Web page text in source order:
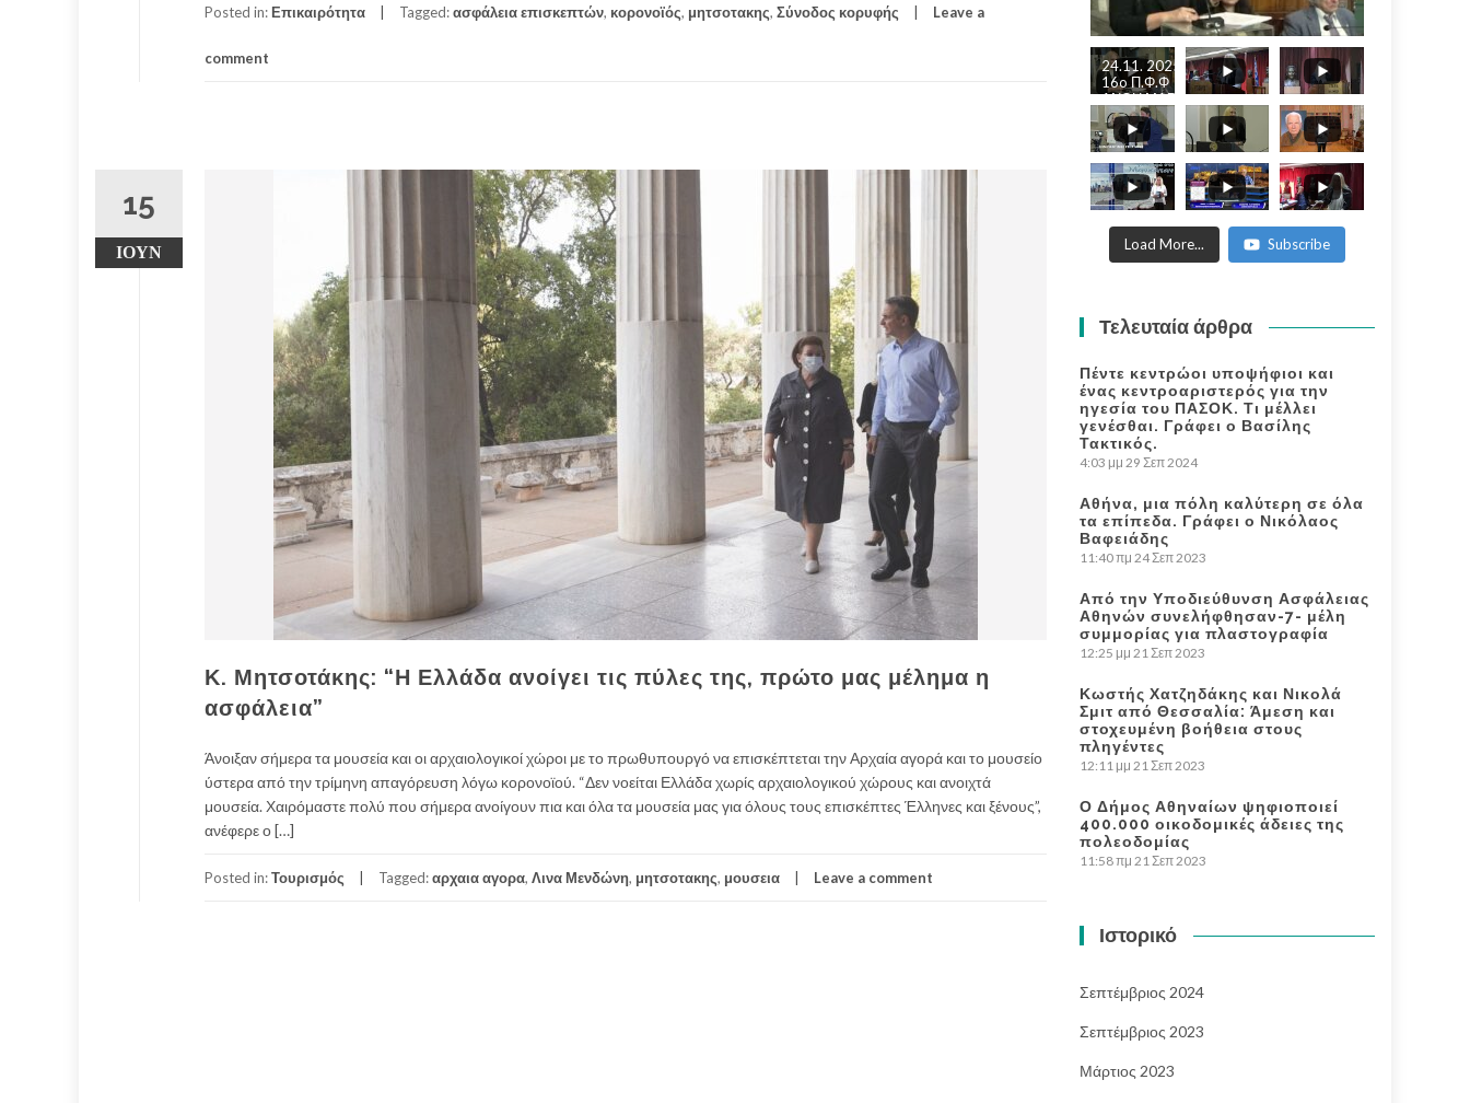
Posted in: Επικαιρότητα Tagged:ασφάλεια επισκεπτών, κορονοϊός, μητσοτακης, Σύνοδος κορυφής Leave a
comment
15
ΙΟΎΝ
Κ. Μητσοτάκης: “Η Ελλάδα ανοίγει τις πύλες της, πρώτο μας μέλημα η
ασφάλεια”
Άνοιξαν σήμερα τα μουσεία και οι αρχαιολογικοί χώροι με το πρωθυπουργό να επισκέπτεται την Αρχαία αγορά και το μουσείο
ύστερα από την τρίμηνη απαγόρευση λόγω κορονοϊού. “Δεν νοείται Ελλάδα χωρίς αρχαιολογικού χώρους και ανοιχτά
μουσεία. Χαιρόμαστε πολύ που σήμερα ανοίγουν πια και όλα τα μουσεία μας για όλους τους επισκέπτες Έλληνες και ξένους”,
ανέφερε ο […]
Posted in:Τουρισμός Tagged:αρχαια αγορα, Λινα Μενδώνη, μητσοτακης, μουσεια Leave a comment
24.11. 2025
16o Π.Φ.Φ
ΑΝΘΗ ΜΑΡΙΑ -
ANTHI MARIA
WORLD
PHILOSOFICAL
FORUM.
Load More... Subscribe
Τελευταία άρθρα
Πέντε κεντρώοι υποψήφιοι και
ένας κεντροαριστερός για την
ηγεσία του ΠΑΣΟΚ. Τι μέλλει
γενέσθαι. Γράφει ο Βασίλης
Τακτικός.
4:03 μμ 29 Σεπ 2024
Αθήνα, μια πόλη καλύτερη σε όλα
τα επίπεδα. Γράφει ο Νικόλαος
Βαφειάδης
11:40 πμ 24 Σεπ 2023
Από την Υποδιεύθυνση Ασφάλειας
Αθηνών συνελήφθησαν-7- μέλη
συμμορίας για πλαστογραφία
12:25 μμ 21 Σεπ 2023
Κωστής Χατζηδάκης και Νικολά
Σμιτ από Θεσσαλία: Άμεση και
στοχευμένη βοήθεια στους
πληγέντες
12:11 μμ 21 Σεπ 2023
Ο Δήμος Αθηναίων ψηφιοποιεί
400.000 οικοδομικές άδειες της
πολεοδομίας
11:58 πμ 21 Σεπ 2023
Ιστορικό
Σεπτέμβριος 2024
Σεπτέμβριος 2023
Μάρτιος 2023